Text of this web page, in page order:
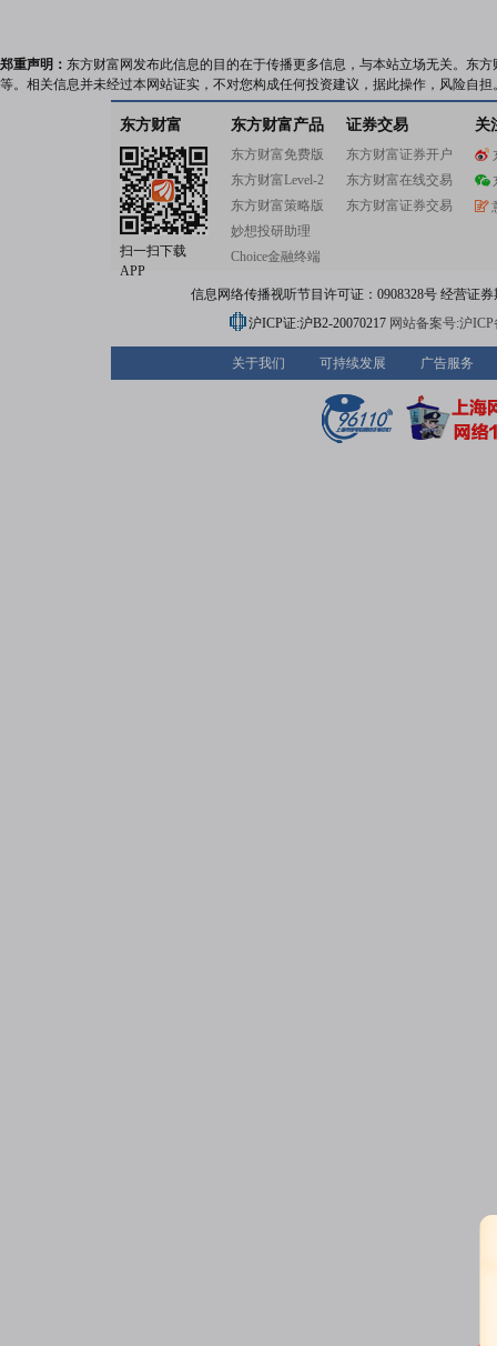
郑重声明： 东方财富网发布此信息的目的在于传播更多信息，与本站立场无关。东
等。相关信息并未经过本网站证实，不对您构成任何投资建议，据此操作，风险自担
东方财富
扫一扫下载
APP
东方财富产品
东方财富免费版
东方财富Level-2
东方财富策略版
妙想投研助理
Choice金融终端
证券交易
东方财富证券开户
东方财富在线交易
东方财富证券交易
关
信息网络传播视听节目许可证：0908328号 经营证
沪ICP证:沪B2-20070217 网站备案号:沪
关于我们 可持续发展 广告服务